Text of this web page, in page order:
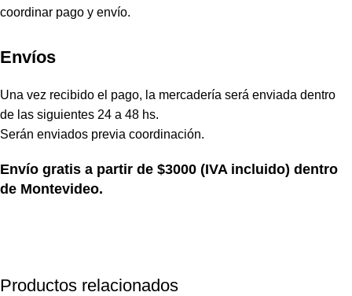
coordinar pago y envío.
Envíos
Una vez recibido el pago, la mercadería será enviada dentro
de las siguientes 24 a 48 hs.
Serán enviados previa coordinación.
Envío gratis a partir de $3000 (IVA incluido) dentro
de Montevideo.
Productos relacionados